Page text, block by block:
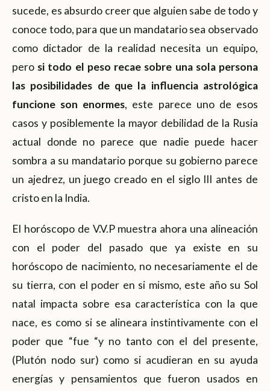
sucede, es absurdo creer que alguien sabe de todo y
conoce todo, para que un mandatario sea observado
como dictador de la realidad necesita un equipo,
pero si todo el peso recae sobre una sola persona
las posibilidades de que la influencia astrológica
funcione son enormes, este parece uno de esos
casos y posiblemente la mayor debilidad de la Rusia
actual donde no parece que nadie puede hacer
sombra a su mandatario porque su gobierno parece
un ajedrez, un juego creado en el siglo III antes de
cristo en la India.
El horóscopo de V.V.P muestra ahora una alineación
con el poder del pasado que ya existe en su
horóscopo de nacimiento, no necesariamente el de
su tierra, con el poder en si mismo, este año su Sol
natal impacta sobre esa característica con la que
nace, es como si se alineara instintivamente con el
poder que “fue “y no tanto con el del presente,
(Plutón nodo sur) como si acudieran en su ayuda
energías y pensamientos que fueron usados en